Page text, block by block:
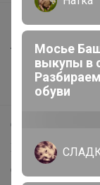
Все
Анонсы
Новости
Поддержка
Самое выгодное
Хиты продаж
Самое желанное
Мосье
выкупы в
обуви